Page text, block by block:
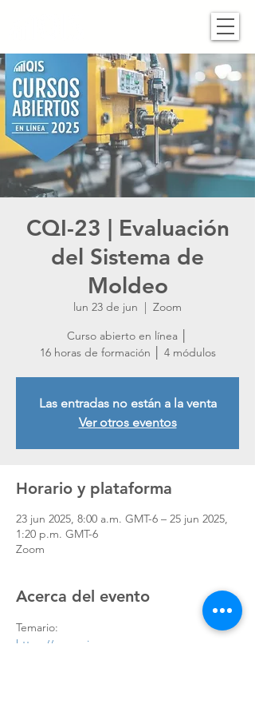
CQI-23 | Evaluación
del Sistema de
Moldeo
lun 23 de jun
  |
Zoom
Curso abierto en línea │
16 horas de formación │ 4 módulos
Las entradas no están a la venta
Ver otros eventos
Horario y plataforma
23 jun 2025, 8:00 a.m. GMT-6 – 25 jun 2025,
1:20 p.m. GMT-6
Zoom
Acerca del evento
Temario:
https://www.qis-